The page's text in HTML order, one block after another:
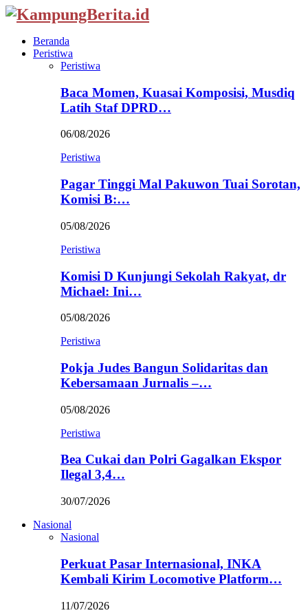
Beranda
Peristiwa
Peristiwa
Baca Momen, Kuasai Komposisi, Musdiq
Latih Staf DPRD…
06/08/2026
Peristiwa
Pagar Tinggi Mal Pakuwon Tuai Sorotan,
Komisi B:…
05/08/2026
Peristiwa
Komisi D Kunjungi Sekolah Rakyat, dr
Michael: Ini…
05/08/2026
Peristiwa
Pokja Judes Bangun Solidaritas dan
Kebersamaan Jurnalis –…
05/08/2026
Peristiwa
Bea Cukai dan Polri Gagalkan Ekspor
Ilegal 3,4…
30/07/2026
Nasional
Nasional
Perkuat Pasar Internasional, INKA
Kembali Kirim Locomotive Platform…
11/07/2026